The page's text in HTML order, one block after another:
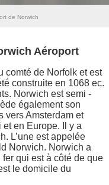
de Norwich
Aéroport
comté de Norfolk et est
construite en 1068 ec.
Norwich est semi -
également son
vers Amsterdam et
et en Europe. Il y a
L’une est appelée
Norwich. Norwich a
qui est à côté de que
le domicile du